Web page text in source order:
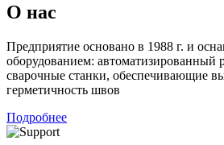
О нас
Предприятие основано в 1988 г. и
оборудованием: автоматизированный
сварочные станки, обеспечивающие
герметичность швов
Подробнее